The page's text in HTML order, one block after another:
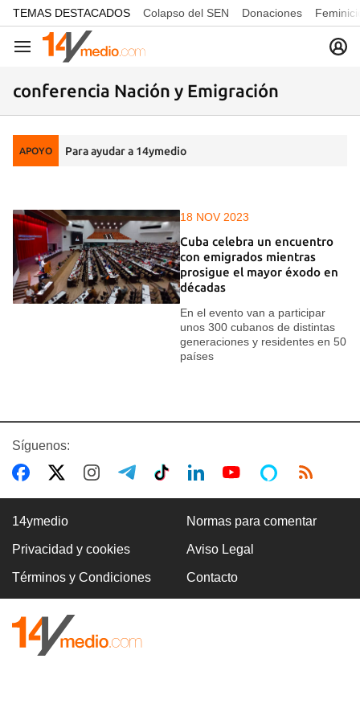
common.go-to-content
TEMAS DESTACADOS Colapso del SEN Donaciones
Navegación
conferencia Nación y Emigración
APOYO Para ayudar a 14ymedio
18 NOV 2023
Cuba celebra un encuentro
con emigrados mientras
prosigue el mayor éxodo en
décadas
En el evento van a participar
unos 300 cubanos de distintas
generaciones y residentes en 50
países
Síguenos:
14ymedio Normas para comentar
Privacidad y cookies Aviso Legal
Términos y Condiciones Contacto